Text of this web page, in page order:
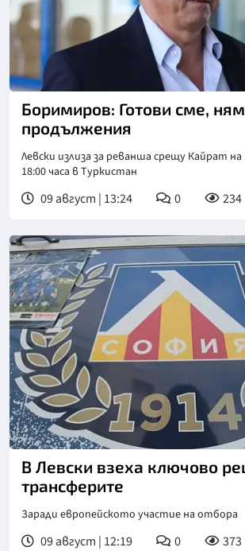
Боримиров: Готови сме,
продължения
Левски излиза за реванша срещу Кайрат
18:00 часа в Туркистан
09 август | 13:24 0 234
Снимка: БГНЕС
В Левски взеха ключово
трансферите
Заради европейското участие на отбора
09 август | 12:19 0 373